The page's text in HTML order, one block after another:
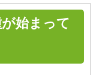
始まって